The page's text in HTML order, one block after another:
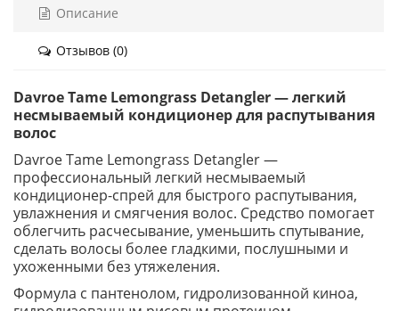
Описание
Отзывов (0)
Davroe Tame Lemongrass Detangler — легкий
несмываемый кондиционер для распутывания
волос
Davroe Tame Lemongrass Detangler —
профессиональный легкий несмываемый
кондиционер-спрей для быстрого распутывания,
увлажнения и смягчения волос. Средство помогает
облегчить расчесывание, уменьшить спутывание,
сделать волосы более гладкими, послушными и
ухоженными без утяжеления.
Формула с пантенолом, гидролизованной киноа,